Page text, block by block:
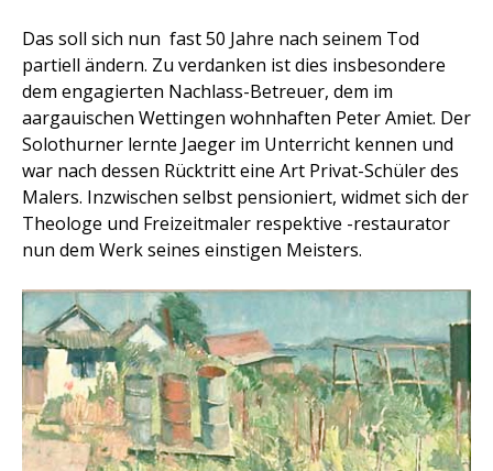
Das soll sich nun  fast 50 Jahre nach seinem Tod 
partiell ändern. Zu verdanken ist dies insbesondere
dem engagierten Nachlass-Betreuer, dem im
aargauischen Wettingen wohnhaften Peter Amiet. Der
Solothurner lernte Jaeger im Unterricht kennen und
war nach dessen Rücktritt eine Art Privat-Schüler des
Malers. Inzwischen selbst pensioniert, widmet sich der
Theologe und Freizeitmaler respektive -restaurator
nun dem Werk seines einstigen Meisters.